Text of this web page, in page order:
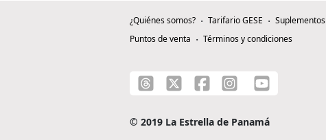
¿Quiénes somos? Tarifario GESE Suplementos
Puntos de venta
Términos y condiciones
© 2019 La Estrella de Panamá